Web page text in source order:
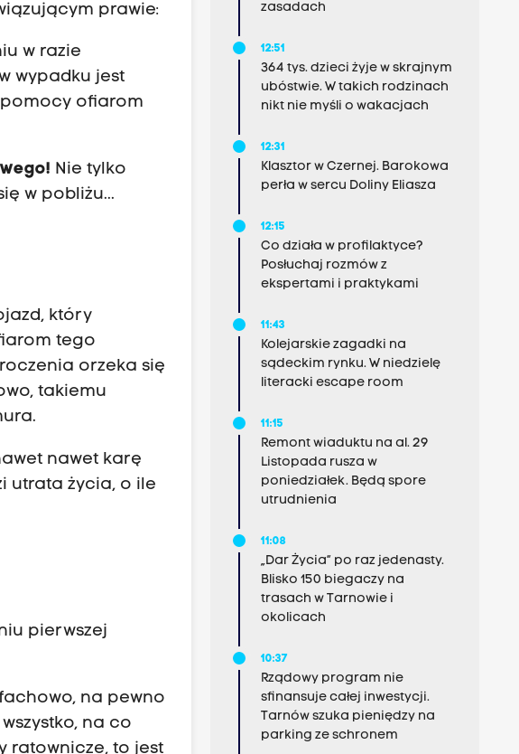
prawie:
w razie
wypadku jest
ofiarom
Nie tylko
w pobliżu...
który
tego
orzeka się
takiemu
nawet karę
utrata życia, o ile
pierwszej
na pewno
na co
ratownicze, to jest
zasadach
12:51
364 tys. dzieci żyje w skrajnym
ubóstwie. W takich rodzinach
nikt nie myśli o wakacjach
12:31
Klasztor w Czernej. Barokowa
perła w sercu Doliny Eliasza
12:15
Co działa w profilaktyce?
Posłuchaj rozmów z
ekspertami i praktykami
11:43
Kolejarskie zagadki na
sądeckim rynku. W niedzielę
literacki escape room
11:15
Remont wiaduktu na al. 29
Listopada rusza w
poniedziałek. Będą spore
utrudnienia
11:08
„Dar Życia” po raz jedenasty.
Blisko 150 biegaczy na
trasach w Tarnowie i
okolicach
10:37
Rządowy program nie
sfinansuje całej inwestycji.
Tarnów szuka pieniędzy na
parking ze schronem